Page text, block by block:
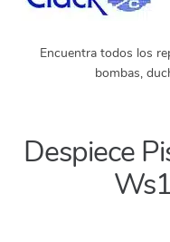
Encuentra todos los
bombas,
Despiece